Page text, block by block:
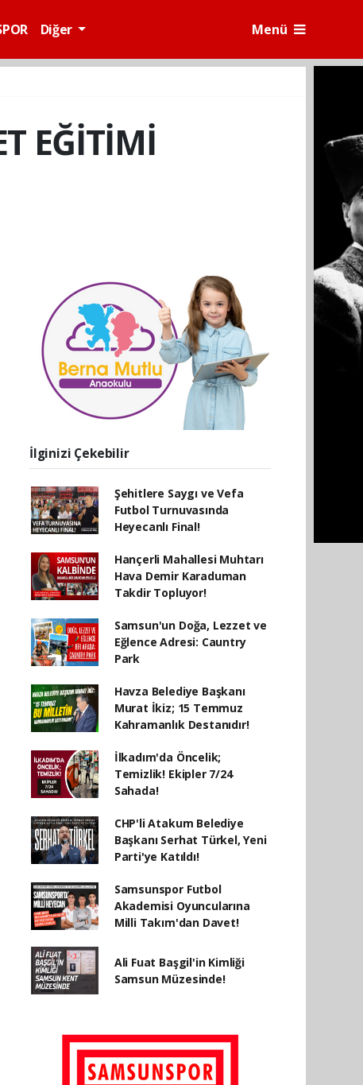
Diğer Menü
EĞİTİMİ
İlginizi Çekebilir
Şehitlere Saygı ve Vefa
Futbol Turnuvasında
Heyecanlı Final!
Hançerli Mahallesi Muhtarı
Hava Demir Karaduman
Takdir Topluyor!
Samsun'un Doğa, Lezzet ve
Eğlence Adresi: Cauntry
Park
Havza Belediye Başkanı
Murat İkiz; 15 Temmuz
Kahramanlık Destanıdır!
İlkadım'da Öncelik;
Temizlik! Ekipler 7/24
Sahada!
CHP'li Atakum Belediye
Başkanı Serhat Türkel, Yeni
Parti'ye Katıldı!
Samsunspor Futbol
Akademisi Oyuncularına
Milli Takım'dan Davet!
Ali Fuat Başgil'in Kimliği
Samsun Müzesinde!